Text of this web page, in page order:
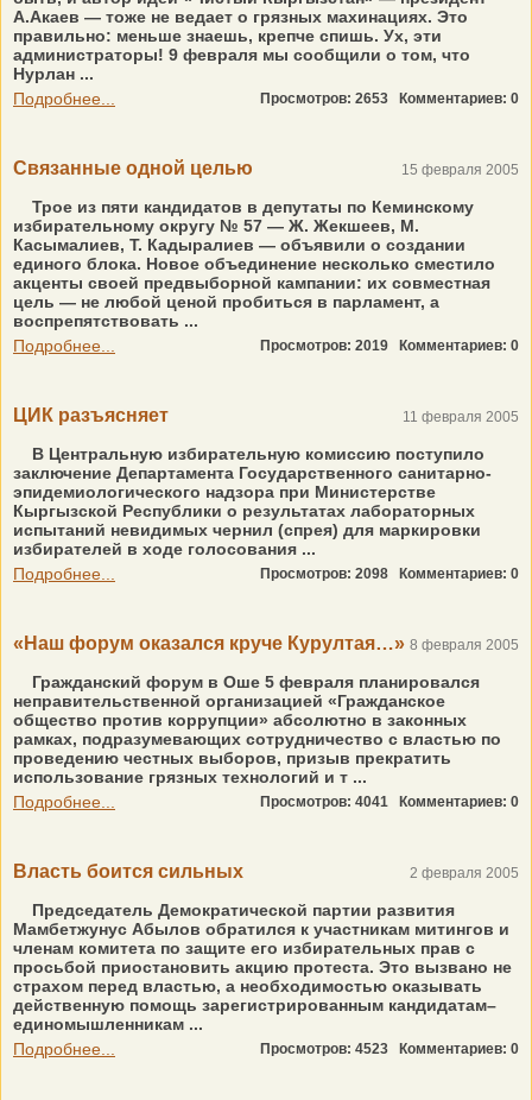
А.Акаев — тоже не ведает о грязных махинациях. Это
правильно: меньше знаешь, крепче спишь. Ух, эти
администраторы! 9 февраля мы сообщили о том, что
Нурлан ...
Подробнее...
Просмотров: 2653 Комментариев: 0
Связанные одной целью 15 февраля 2005
Трое из пяти кандидатов в депутаты по Кеминскому
избирательному округу № 57 — Ж. Жекшеев, М.
Касымалиев, Т. Кадыралиев — объявили о создании
единого блока. Новое объединение несколько сместило
акценты своей предвыборной кампании: их совместная
цель — не любой ценой пробиться в парламент, а
воспрепятствовать ...
Подробнее...
Просмотров: 2019 Комментариев: 0
ЦИК разъясняет 11 февраля 2005
В Центральную избирательную комиссию поступило
заключение Департамента Государственного санитарно-
эпидемиологического надзора при Министерстве
Кыргызской Республики о результатах лабораторных
испытаний невидимых чернил (спрея) для маркировки
избирателей в ходе голосования ...
Подробнее...
Просмотров: 2098 Комментариев: 0
«Наш форум оказался круче Курултая…» 8 февраля 2005
Гражданский форум в Оше 5 февраля планировался
неправительственной организацией «Гражданское
общество против коррупции» абсолютно в законных
рамках, подразумевающих сотрудничество с властью по
проведению честных выборов, призыв прекратить
использование грязных технологий и т ...
Подробнее...
Просмотров: 4041 Комментариев: 0
Власть боится сильных 2 февраля 2005
Председатель Демократической партии развития
Мамбетжунус Абылов обратился к участникам митингов и
членам комитета по защите его избирательных прав с
просьбой приостановить акцию протеста. Это вызвано не
страхом перед властью, а необходимостью оказывать
действенную помощь зарегистрированным кандидатам–
единомышленникам ...
Подробнее...
Просмотров: 4523 Комментариев: 0